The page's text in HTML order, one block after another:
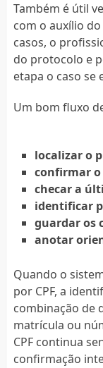
Também é útil
com o auxílio
casos, o
do protocolo e
etapa o caso se
Um bom fluxo
localizar o
confirmar o
checar a
identificar
guardar os
anotar
Quando o
por CPF, a
combinação de
matrícula ou
CPF continua
confirmação